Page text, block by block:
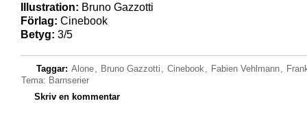
Illustration: Bruno Gazzotti
Förlag: Cinebook
Betyg: 3/5
Taggar: Alone, Bruno Gazzotti , Cinebook, Fabien Vehlmann,
Tema: Barnserier
Skriv en kommentar